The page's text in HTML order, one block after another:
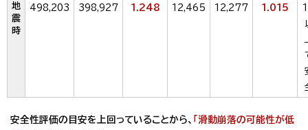
地
震
時
498,203 398,927 1.248 12,465 12,277 1.015
安全性評価の目安を上回っていることから、 「滑動崩落の可能性が低